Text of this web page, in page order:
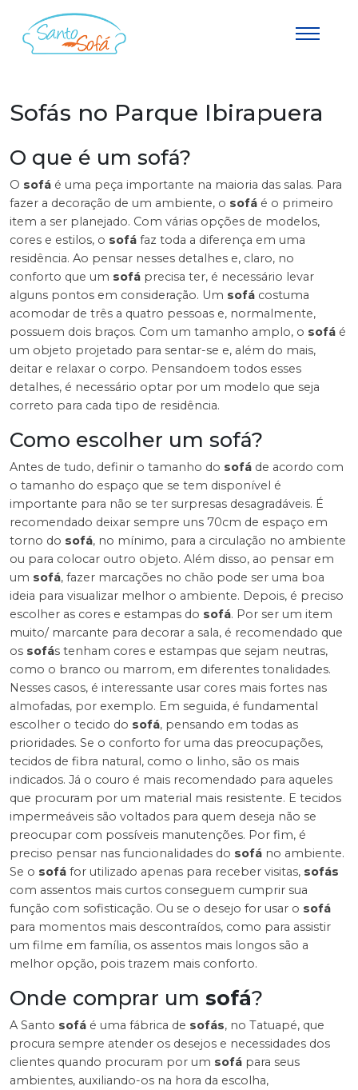
Sofás no Parque Ibirapuera
O que é um sofá?
O sofá é uma peça importante na maioria das salas. Para
fazer a decoração de um ambiente, o sofá é o primeiro
item a ser planejado. Com várias opções de modelos,
cores e estilos, o sofá faz toda a diferença em uma
residência. Ao pensar nesses detalhes e, claro, no
conforto que um sofá precisa ter, é necessário levar
alguns pontos em consideração. Um sofá costuma
acomodar de três a quatro pessoas e, normalmente,
possuem dois braços. Com um tamanho amplo, o sofá é
um objeto projetado para sentar-se e, além do mais,
deitar e relaxar o corpo. Pensandoem todos esses
detalhes, é necessário optar por um modelo que seja
correto para cada tipo de residência.
Como escolher um sofá?
Antes de tudo, definir o tamanho do sofá de acordo com
o tamanho do espaço que se tem disponível é
importante para não se ter surpresas desagradáveis. É
recomendado deixar sempre uns 70cm de espaço em
torno do sofá, no mínimo, para a circulação no ambiente
ou para colocar outro objeto. Além disso, ao pensar em
um sofá, fazer marcações no chão pode ser uma boa
ideia para visualizar melhor o ambiente. Depois, é preciso
escolher as cores e estampas do sofá. Por ser um item
muito/ marcante para decorar a sala, é recomendado que
os sofás tenham cores e estampas que sejam neutras,
como o branco ou marrom, em diferentes tonalidades.
Nesses casos, é interessante usar cores mais fortes nas
almofadas, por exemplo. Em seguida, é fundamental
escolher o tecido do sofá, pensando em todas as
prioridades. Se o conforto for uma das preocupações,
tecidos de fibra natural, como o linho, são os mais
indicados. Já o couro é mais recomendado para aqueles
que procuram por um material mais resistente. E tecidos
impermeáveis são voltados para quem deseja não se
preocupar com possíveis manutenções. Por fim, é
preciso pensar nas funcionalidades do sofá no ambiente.
Se o sofá for utilizado apenas para receber visitas, sofás
com assentos mais curtos conseguem cumprir sua
função com sofisticação. Ou se o desejo for usar o sofá
para momentos mais descontraídos, como para assistir
um filme em família, os assentos mais longos são a
melhor opção, pois trazem mais conforto.
Onde comprar um sofá?
A Santo sofá é uma fábrica de sofás, no Tatuapé, que
procura sempre atender os desejos e necessidades dos
clientes quando procuram por um sofá para seus
ambientes, auxiliando-os na hora da escolha,